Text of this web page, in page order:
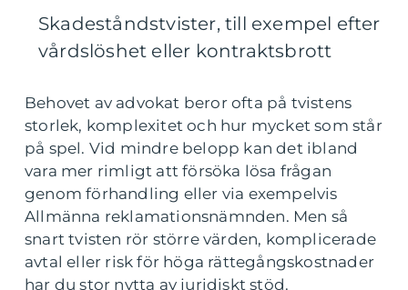
Skadeståndstvister, till exempel efter
vårdslöshet eller kontraktsbrott
Behovet av advokat beror ofta på tvistens
storlek, komplexitet och hur mycket som står
på spel. Vid mindre belopp kan det ibland
vara mer rimligt att försöka lösa frågan
genom förhandling eller via exempelvis
Allmänna reklamationsnämnden. Men så
snart tvisten rör större värden, komplicerade
avtal eller risk för höga rättegångskostnader
har du stor nytta av juridiskt stöd.